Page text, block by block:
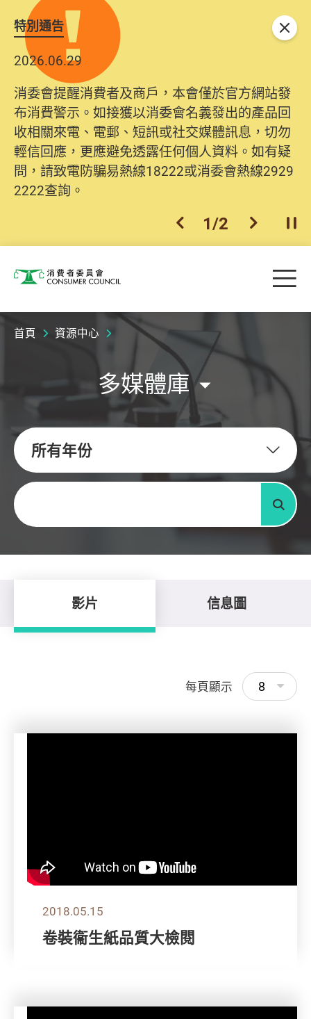
特別通告
2026.06.29
消委會提醒消費者及商戶，本會僅於官方網站發
布消費警示。如接獲以消委會名義發出的產品回
收相關來電、電郵、短訊或社交媒體訊息，切勿
輕信回應，更應避免透露任何個人資料。如有疑
問，請致電防騙易熱線18222或消委會熱線2929
2222查詢。
2025.10.31
為提升使用者體驗及網絡安全，本會的投訴處理
系統已經進行升級及推出新功能。由2025年11月
10日起，消費者需要提供基本聯絡資料（包括姓
名、電郵及電話）註冊帳戶，才可提交投訴、查
詢及建議。所有提交紀錄將清晰整合於帳戶中，
方便日後作出跟進。
上一個
2/2 下一個開
關閉
消費者委員會 目
首頁 資源中心
多媒體庫
所有年份
關鍵字
搜尋
影片 信息圖
每頁顯示 8
2018.05.15
卷裝衞生紙品質大檢閱